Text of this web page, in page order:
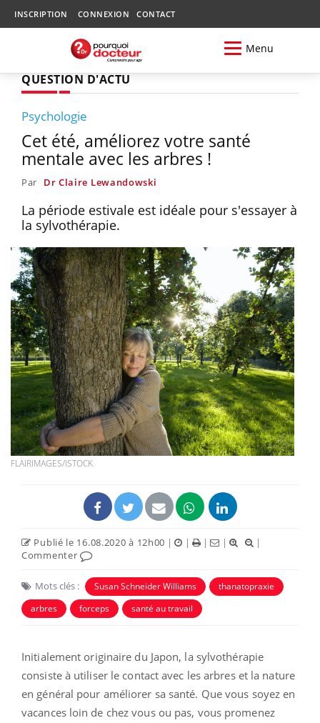
INSCRIPTION CONNEXION CONTACT
Menu
QUESTION D'ACTU
Psychologie
Cet été, améliorez votre santé
mentale avec les arbres !
Par Dr Claire Lewandowski
La période estivale est idéale pour s'essayer à
la sylvothérapie.
FLAIRIMAGES/ISTOCK
Publié le 16.08.2020 à 12h00 | | | |
|
Commenter
Mots clés : Susan Schneider Williams
thanatopraxie
arbres
forceps santé au travail
Initialement originaire du Japon, la sylvothérapie
consiste à utiliser le contact avec les arbres et la nature
en général pour améliorer sa santé. Que vous soyez en
vacances loin de chez vous ou pas, vous promenez